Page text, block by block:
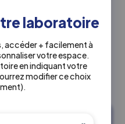
laboratoire
accéder + facilement à
votre espace.
en indiquant votre
modifier ce choix